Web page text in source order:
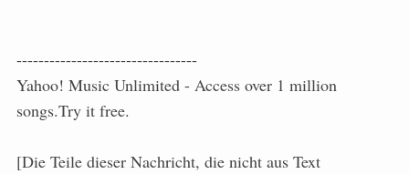
---------------------------------
Yahoo! Music Unlimited - Access over 1 million
songs.Try it free.
[Die Teile dieser Nachricht, die nicht aus Text